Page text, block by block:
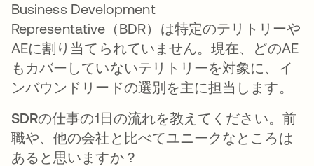
Business Development
Representative（BDR）は特定のテリトリーや
AEに割り当てられていません。現在、どのAE
もカバーしていないテリトリーを対象に、イ
ンバウンドリードの選別を主に担当します。
SDRの仕事の1日の流れを教えてください。前
職や、他の会社と比べてユニークなところは
あると思いますか？